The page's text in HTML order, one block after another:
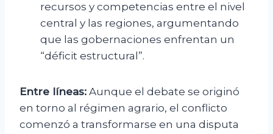
recursos y competencias entre el nivel
central y las regiones, argumentando
que las gobernaciones enfrentan un
“déficit estructural”.
Entre líneas: Aunque el debate se originó
en torno al régimen agrario, el conflicto
comenzó a transformarse en una disputa